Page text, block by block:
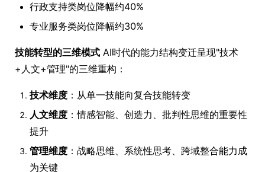
行政支持类岗位降幅约40%
专业服务类岗位降幅约30%
技能转型的三维模式 AI时代的能力结构变迁呈现"技术
+人文+管理"的三维重构：
技术维度 ：从单一技能向复合技能转变
人文维度 ：情感智能、创造力、批判性思维的重要性
提升
管理维度 ：战略思维、系统性思考、跨域整合能力成
为关键